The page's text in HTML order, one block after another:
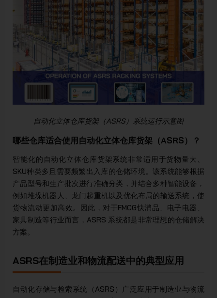
自动化立体仓库货架（ASRS）系统运行示意图
哪些仓库适合使用自动化立体仓库货架（ASRS）？
智能化的自动化立体仓库货架系统非常适用于货物量大、
SKU种类多且需要频繁出入库的仓储环境。该系统能够根据
产品型号和生产批次进行准确分类，并结合多种智能设备，
例如堆垛机器人、龙门起重机以及优化布局的输送系统，使
货物流动更加高效。因此，对于FMCG快消品、电子电器、
家具制造等行业而言，ASRS 系统都是非常理想的仓储解决
方案。
ASRS在制造业和物流配送中的典型应用
自动化存储与检索系统（ASRS）广泛应用于制造业与物流